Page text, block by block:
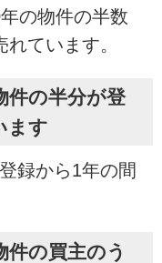
の物件の半数
ています。
件の半分が登
ます
録から1年の間
の買主のう